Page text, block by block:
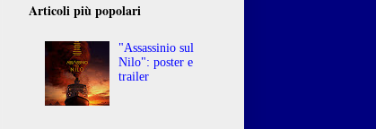
Articoli più popolari
"Assassinio sul
Nilo": poster e
trailer